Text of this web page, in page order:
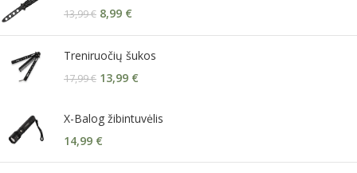
13,99€ 8,99 €
Treniruočių šukos
17,99€ 13,99 €
X-Balog žibintuvėlis
14,99 €